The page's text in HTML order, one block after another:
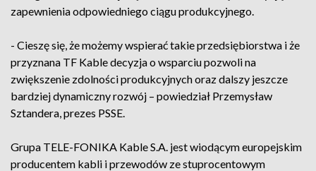
zapewnienia odpowiedniego ciągu produkcyjnego.
- Cieszę się, że możemy wspierać takie przedsiębiorstwa i że
przyznana TF Kable decyzja o wsparciu pozwoli na
zwiększenie zdolności produkcyjnych oraz dalszy jeszcze
bardziej dynamiczny rozwój – powiedział Przemysław
Sztandera, prezes PSSE.
Grupa TELE-FONIKA Kable S.A. jest wiodącym europejskim
producentem kabli i przewodów ze stuprocentowym